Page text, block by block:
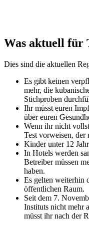
Was aktuell für
Dies sind die aktuellen
Es gibt keinen
mehr, die
Stichproben
Ihr müsst euren
über euren
Wenn ihr nicht
Test vorweisen, der
Kinder unter 12
In Hotels werden
Betreiber müssen
haben.
Es gelten weiterhin
öffentlichen Raum.
Seit dem 7.
Instituts nicht mehr
müsst ihr nach der